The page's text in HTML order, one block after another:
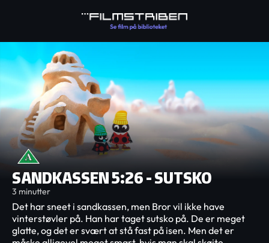
SANDKASSEN 5:26 - SUTSKO
3 minutter
Det har sneet i sandkassen, men Bror vil ikke have
vinterstøvler på. Han har taget sutsko på. De er meget
glatte, og det er svært at stå fast på isen. Men det er